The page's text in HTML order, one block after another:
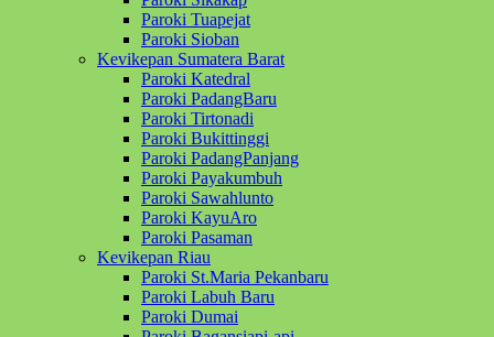
Paroki Tuapejat
Paroki Sioban
Kevikepan Sumatera Barat
Paroki Katedral
Paroki PadangBaru
Paroki Tirtonadi
Paroki Bukittinggi
Paroki PadangPanjang
Paroki Payakumbuh
Paroki Sawahlunto
Paroki KayuAro
Paroki Pasaman
Kevikepan Riau
Paroki St.Maria Pekanbaru
Paroki Labuh Baru
Paroki Dumai